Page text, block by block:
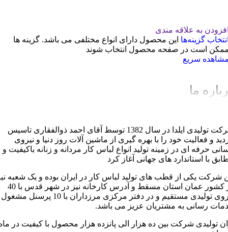
به علاقه مندی
گزینه‌ها این محصول دارای انواع مختلفی می باشد. گزینه ها
است در صفحه محصول انتخاب شوند
سریع
ما
شرکت تولیدی ایلدا در سال 1382 توسط آقای احمد ذوالفقاری تاسیس
و فعالیت خود را با بهره گیری از ماشین آلات روز دنیا و نیروی
حرفه ای در زمینه تولید انواع لباس کار مردانه و زنانه باکیفیت و
با استاندارد های جهانی آغاز کرد
شرکت یکی از قطب های تولید لباس کار در ایران بوده و یک شعبه
در کشور عمان استان مسقط و آدرس کارخانه نیز در شهر قدس با 40
نیروی تولیدی مستقیم و در دفتر مرکزی مرزداران با 10 پرسنل مشغول
رسانی به مشتریان عزیز می باشد.
تولیدی شرکت بین ده هزار الی پانزده هزار محصول با کیفیت در